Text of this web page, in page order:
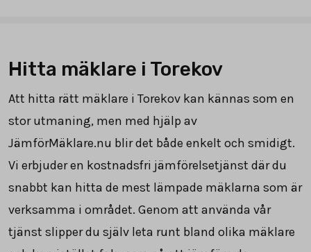
Hitta mäklare i Torekov
Att hitta rätt mäklare i Torekov kan kännas som en
stor utmaning, men med hjälp av
JämförMäklare.nu blir det både enkelt och smidigt.
Vi erbjuder en kostnadsfri jämförelsetjänst där du
snabbt kan hitta de mest lämpade mäklarna som är
verksamma i området. Genom att använda vår
tjänst slipper du själv leta runt bland olika mäklare